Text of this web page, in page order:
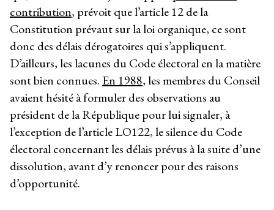
contribution, prévoit que l’article 12 de la
Constitution prévaut sur la loi organique, ce sont
donc des délais dérogatoires qui s’appliquent.
D’ailleurs, les lacunes du Code électoral en la matière
sont bien connues. En 1988, les membres du Conseil
avaient hésité à formuler des observations au
président de la République pour lui signaler, à
l’exception de l’article LO122, le silence du Code
électoral concernant les délais prévus à la suite d’une
dissolution, avant d’y renoncer pour des raisons
d’opportunité.